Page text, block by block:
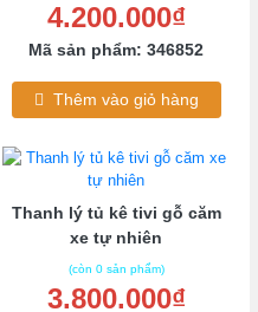
4.200.000₫
Mã sản phẩm: 346852
Thêm vào giỏ hàng
Thanh lý tủ kê tivi gỗ căm
xe tự nhiên
(còn 0 sản phẩm)
3.800.000₫